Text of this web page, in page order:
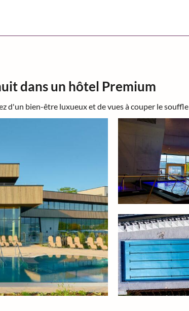
dans un hôtel Premium
d'un bien-être luxueux et de vues à couper le souffle